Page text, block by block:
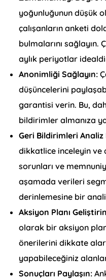
yoğunluğunun düşük
çalışanların anketi
bulmalarını sağlayın.
aylık periyotlar
Anonimliği Sağlayın:
düşüncelerini
garantisi verin. Bu,
bildirimler almanıza
Geri Bildirimleri
dikkatlice inceleyin ve
sorunları ve
aşamada verileri
derinlemesine bir
Aksiyon Planı
olarak bir aksiyon
önerilerini dikkate
yapabileceğiniz
Sonuçları Paylaşın: